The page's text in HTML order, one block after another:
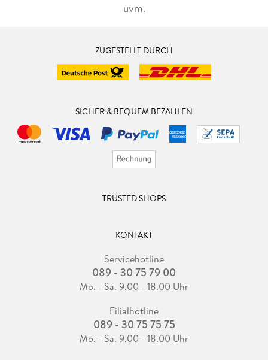
uvm.
ZUGESTELLT DURCH
SICHER & BEQUEM BEZAHLEN
TRUSTED SHOPS
KONTAKT
Servicehotline
089 - 30 75 79 00
Mo. - Sa. 9.00 - 18.00 Uhr
Filialhotline
089 - 30 75 75 75
Mo. - Sa. 9.00 - 18.00 Uhr